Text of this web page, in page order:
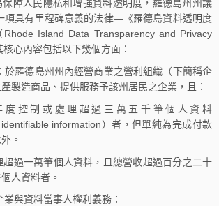
障人民隱私和增強資料透明度，羅德島州州議
項具有里程碑意義的法律—《羅德島資料透明度
Island Data Transparency and Privacy
心內容包括以下幾個方面：
於羅德島州州內經營商業之營利組織（下簡稱企
製造商品、提供服務予該州居民之企業，且：
度控制或處理超過三萬五千筆個人資料
identifiable information）者，但單純為完成付款
。
超過一萬筆個人資料，且總營收超過百分之二十
人資料者。
與資料當事人權利義務：